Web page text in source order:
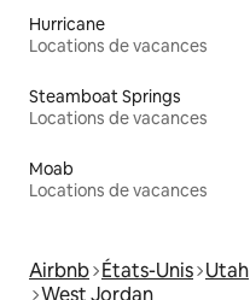
Hurricane
Locations de vacances
Steamboat Springs
Locations de vacances
Moab
Locations de vacances
Airbnb États-Unis Utah
West Jordan